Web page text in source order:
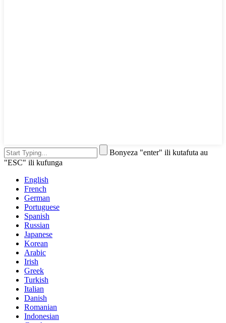
Bonyeza "enter" ili kutafuta au
"ESC" ili kufunga
English
French
German
Portuguese
Spanish
Russian
Japanese
Korean
Arabic
Irish
Greek
Turkish
Italian
Danish
Romanian
Indonesian